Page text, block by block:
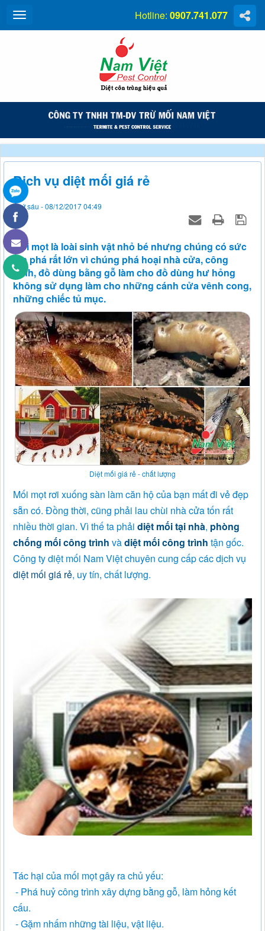
Hotline: 0907.741.077
Dịch vụ diệt mối giá rẻ
Thứ sáu - 08/12/2017 04:49
Mối mọt là loài sinh vật nhỏ bé nhưng chúng có sức
tàn phá rất lớn vì chúng phá hoại nhà cửa, công
trình, đồ dùng bằng gỗ làm cho đồ dùng hư hỏng
không sử dụng làm cho những cánh cửa vênh cong,
những chiếc tủ mục.
Diệt mối giá rẻ - chất lượng
Mối mọt rơi xuống sàn làm căn hộ của bạn mất đi vẻ đẹp
sẵn có. Đồng thời, cũng phải lau chùi nhà cửa tốn rất
nhiều thời gian. Vì thế ta phải diệt mối tại nhà, phòng
chống mối công trình vàdiệt mối công trình tận gốc.
Công ty diệt mối Nam Việt chuyên cung cấp các dịch vụ
diệt mối giá rẻ, uy tín, chất lượng.
Tác hại của mối mọt gây ra chủ yếu:
- Phá huỷ công trình xây dựng bằng gỗ, làm hỏng kết
cấu.
- Gặm nhấm những tài liệu, vật liệu.